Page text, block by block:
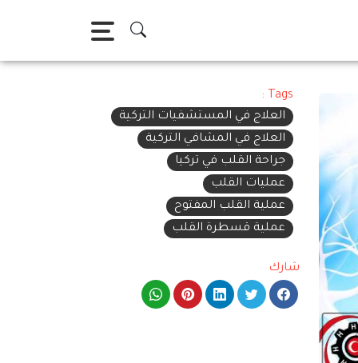
Tags :
العلاج في المستشفيات التركية
العلاج في المشافي التركية
جراحة القلب في تركيا
عمليات القلب
عملية القلب المفتوح
عملية قسطرة القلب
شارك